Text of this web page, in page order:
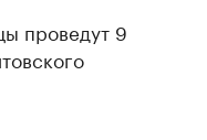
проведут 9